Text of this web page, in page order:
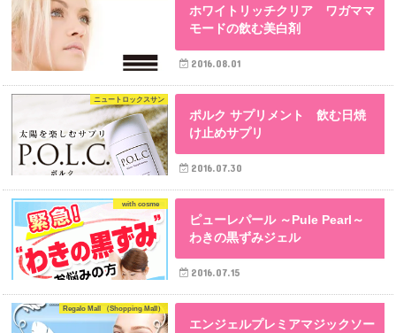
ホワイトリッチクリア ワガママ
モードの飲む美白剤
2016.08.01
ニュートロックスサン
ポルク サプリメント 飲む日焼
け止めサプリ
2016.07.30
with cosme
ピューレパール ～Pule Pearl～
わきの黒ずみジェル
2016.07.15
Regalo Mall （Shopping Mall）
エンジェルプレミアマジックソー